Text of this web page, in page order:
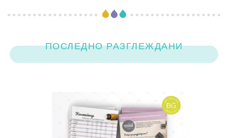
ПОСЛЕДНО РАЗГЛЕЖДАНИ